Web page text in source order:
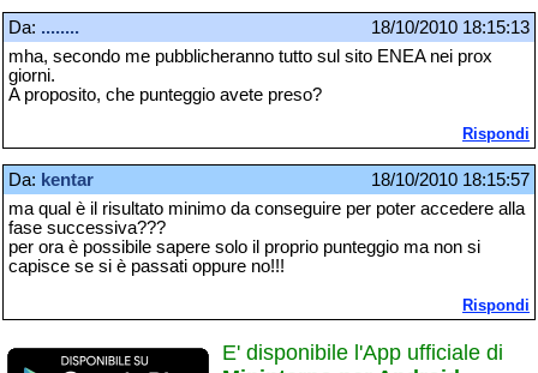
Da: ........
18/10/2010 18:15:13
mha, secondo me pubblicheranno tutto sul sito ENEA nei prox
giorni.
A proposito, che punteggio avete preso?
Rispondi
Da: kentar
18/10/2010 18:15:57
ma qual è il risultato minimo da conseguire per poter accedere alla
fase successiva???
per ora è possibile sapere solo il proprio punteggio ma non si
capisce se si è passati oppure no!!!
Rispondi
E' disponibile l'App ufficiale di